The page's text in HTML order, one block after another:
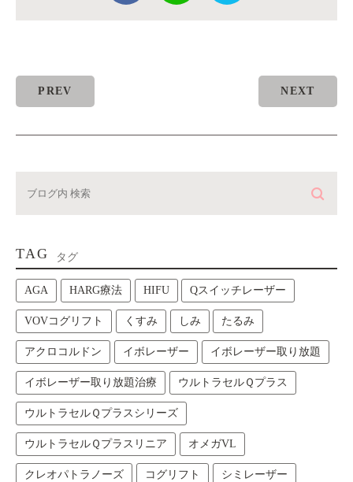
PREV NEXT
TAG タグ
AGA HARG療法 HIFU Qスイッチレーザー
VOVコグリフト くすみ しみ たるみ
アクロコルドン イボレーザー イボレーザー取り放題
イボレーザー取り放題治療 ウルトラセルＱプラス
ウルトラセルＱプラスシリーズ
ウルトラセルＱプラスリニア オメガVL
クレオパトラノーズ コグリフト シミレーザー